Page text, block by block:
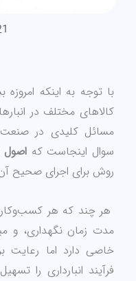
با توجه به اینکه
کالاهای مختلف در
مسائل کلیدی در
سوال اینجاست کهاصول
روش‌ برای اجرای صحیح
هر چند که هر
مدت زمان نگهداری، و
خاصی دارد اما رعایت
فرآیند انبارداری را